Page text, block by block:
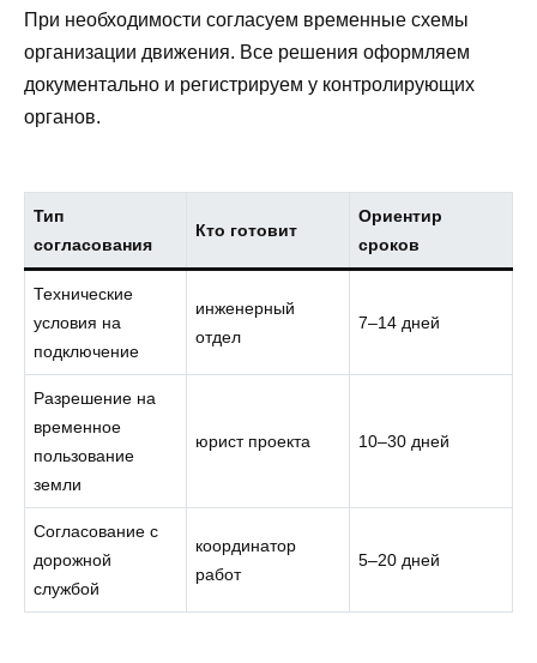
При необходимости согласуем временные схемы
организации движения. Все решения оформляем
документально и регистрируем у контролирующих
органов.
Тип
согласования
Кто готовит
Ориентир
сроков
Технические
условия на
подключение
инженерный
отдел
7–14 дней
Разрешение на
временное
пользование
земли
юрист проекта 10–30 дней
Согласование с
дорожной
службой
координатор
работ
5–20 дней